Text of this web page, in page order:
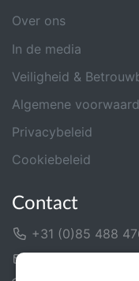
Over ons
In de media
Veiligheid &
Algemene
Privacybeleid
Cookiebeleid
Contact
+31 (0)85 488